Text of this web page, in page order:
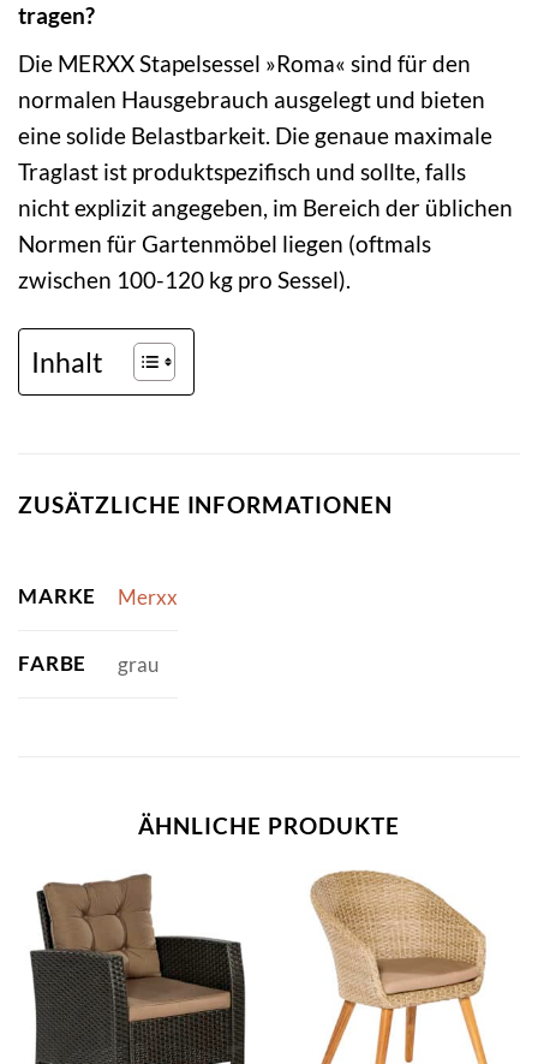
tragen?
Die MERXX Stapelsessel »Roma« sind für den
normalen Hausgebrauch ausgelegt und bieten
eine solide Belastbarkeit. Die genaue maximale
Traglast ist produktspezifisch und sollte, falls
nicht explizit angegeben, im Bereich der üblichen
Normen für Gartenmöbel liegen (oftmals
zwischen 100-120 kg pro Sessel).
Inhalt
ZUSÄTZLICHE INFORMATIONEN
MARKE Merxx
FARBE grau
ÄHNLICHE PRODUKTE